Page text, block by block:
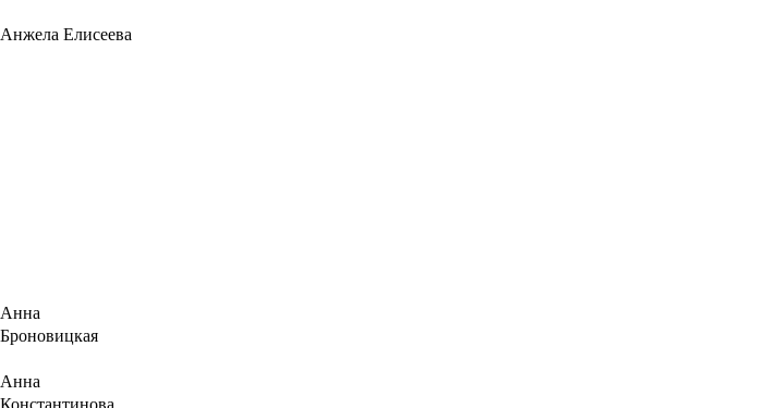
Анжела Елисеева
Анна
Броновицкая
Анна
Константинова